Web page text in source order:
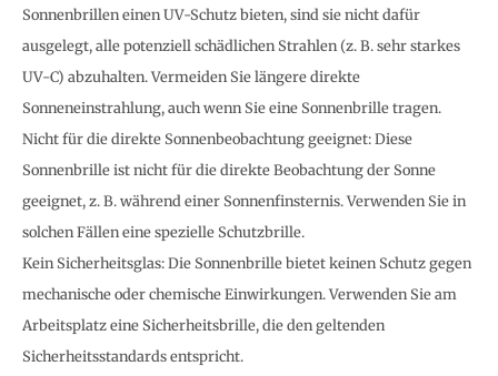
Sonnenbrillen einen UV-Schutz bieten, sind sie nicht dafür
ausgelegt, alle potenziell schädlichen Strahlen (z. B. sehr starkes
UV-C) abzuhalten. Vermeiden Sie längere direkte
Sonneneinstrahlung, auch wenn Sie eine Sonnenbrille tragen.
Nicht für die direkte Sonnenbeobachtung geeignet: Diese
Sonnenbrille ist nicht für die direkte Beobachtung der Sonne
geeignet, z. B. während einer Sonnenfinsternis. Verwenden Sie in
solchen Fällen eine spezielle Schutzbrille.
Kein Sicherheitsglas: Die Sonnenbrille bietet keinen Schutz gegen
mechanische oder chemische Einwirkungen. Verwenden Sie am
Arbeitsplatz eine Sicherheitsbrille, die den geltenden
Sicherheitsstandards entspricht.